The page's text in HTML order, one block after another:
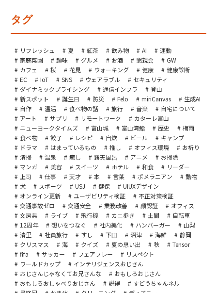
タグ
リフレッシュ 夏 紅茶 飲み物 AI
運動
家庭菜園
趣味 グルメ お酒 懇親会
GW
カフェ
桜 花見 ウォーキング 健康
健康診断
EC
IoT SNS ウェアラブル
セキュリティ
ダイナミックプライシング
通信インフラ
登山
新スポット
誕生日 防災 Felo miriCanvas
生成AI
自作
温活 食べ物の話 旅行 音楽
自宅について
アート
サプリ リモートワーク
カターレ富山
ニューヨークタイムズ
富山城 富山湾鮨 歴史
梅雨
食べ物
餃子 レシピ 自炊 ビール
キャンプ
ドラマ
はまっているもの 推し オフィス環境
お祈り
清掃
温泉 癒し 露天風呂 アニメ
お掃除
マンガ
美容 スイーツ ホテル 和食
リーダー
上司
仕事 天才 本 言葉 ポメラニアン
動物
犬
スポーツ USJ 健保
UIUXデザイン
オンライン更新
ユーザビリティ検証
不正対策検証
交通事故ゼロ
交通安全 業務改善 顔認証
オフィス
文房具
ライブ 飛行機 カニ歩き 土間
自転車
12周年
想いをつなぐ 社内美化 ハンバーガー
山梨
清里
社員旅行 すし 下田 沼津 海鮮
静岡
クリスマス
海 クイズ 夏の思い出 秋
Tensor
fifa
サッカー フェアプレー
リスペクト
ワールドカップ
インテリジェンスおじさん
おじさんじゃなくてお兄さんな
おもしろおじさん
おもしろおしゃべりおじさん
説得
すどうちゃんネル